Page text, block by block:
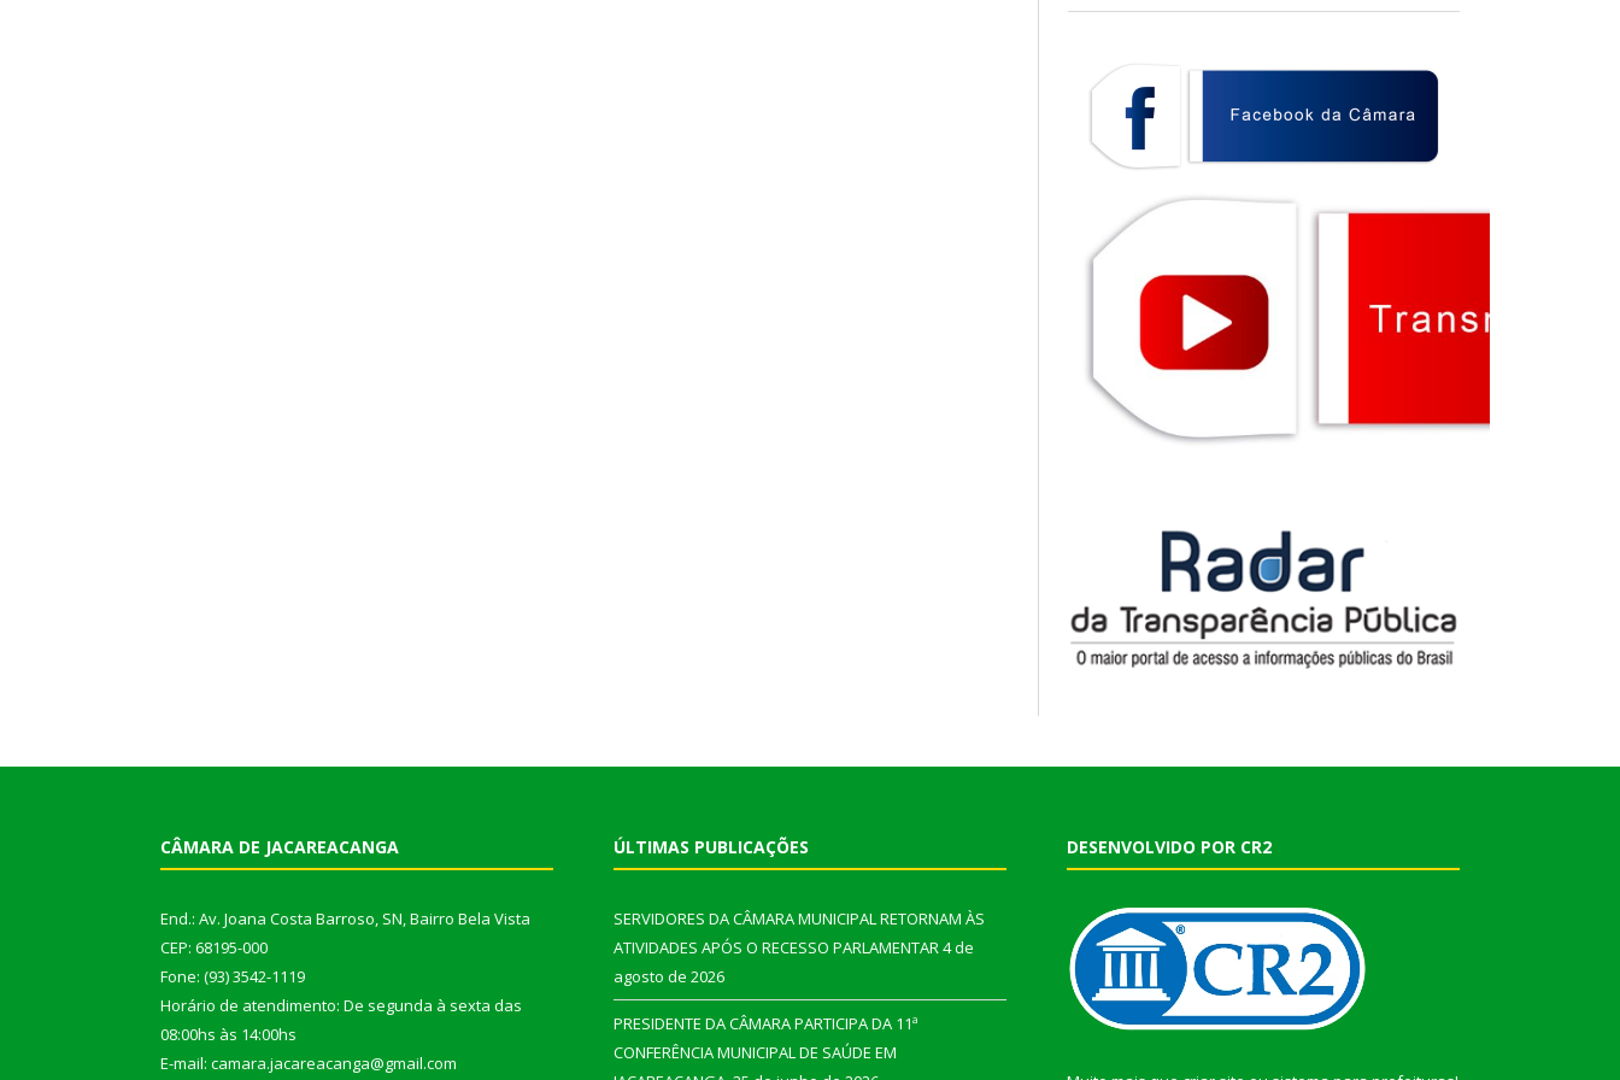
CÂMARA DE JACAREACANGA
End.: Av. Joana Costa Barroso, SN, Bairro Bela Vista
CEP: 68195-000
Fone: (93) 3542-1119
Horário de atendimento: De segunda à sexta das
08:00hs às 14:00hs
E-mail: camara.jacareacanga@gmail.com
ÚLTIMAS PUBLICAÇÕES
SERVIDORES DA CÂMARA MUNICIPAL RETORNAM ÀS
ATIVIDADES APÓS O RECESSO PARLAMENTAR4 de
agosto de 2026
PRESIDENTE DA CÂMARA PARTICIPA DA 11ª
CONFERÊNCIA MUNICIPAL DE SAÚDE EM
DESENVOLVIDO POR CR2